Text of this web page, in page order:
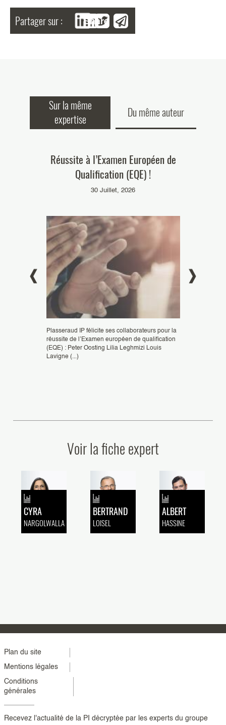
Partager sur : Share
Sur la même
expertise
Du même auteur
Réussite à l’Examen Européen de
Qualification (EQE) !
30 Juillet, 2026
Plasseraud IP félicite ses collaborateurs pour la
réussite de l’Examen européen de qualification
(EQE) : Peter Oosting Lilia Leghmizi Louis
Lavigne (...)
Voir la fiche expert
CYRA
NARGOLWALLA
BERTRAND
LOISEL
ALBERT
HASSINE
Menu
footer
colonne
2
Plan du site
Mentions légales
Conditions
générales
Recevez l'actualité de la PI décryptée par les experts du groupe